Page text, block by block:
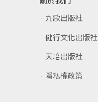
九歌出版社
健行文化出版社
天培出版社
隱私權政策